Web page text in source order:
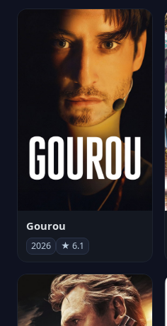
Gourou
2026 ★ 6.1